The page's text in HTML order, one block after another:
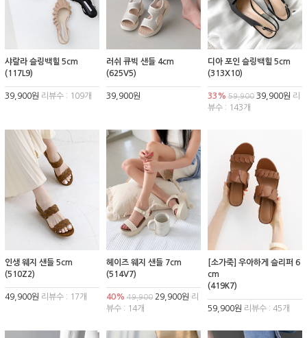
샤랄라 슬링백힐 5cm
(117L9)
39,900원 리뷰수 : 109개
러쉬 큐빅 샌들 4cm
(625V5)
39,900원
디아 포인 슬링백힐 5cm
(313X10)
33% 59,90039,900원 리
뷰수 : 143개
인생 웨지 샌들 5cm
(510Z2)
49,900원 리뷰수 : 17개
헤이즈 웨지 샌들 7cm
(514V7)
40% 49,90029,900원 리
뷰수 : 14개
[소가죽] 우아하게 슬리퍼 6
cm
(419K7)
59,900원 리뷰수 : 45개